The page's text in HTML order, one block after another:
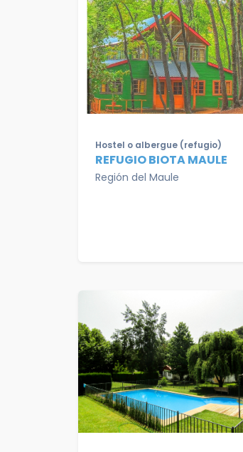
Hostel o albergue (refugio)
REFUGIO BIOTA MAULE
Región del Maule